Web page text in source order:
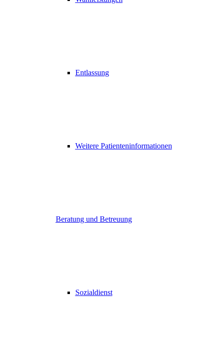
Entlassung
Weitere Patienteninformationen
Beratung und Betreuung
Sozialdienst